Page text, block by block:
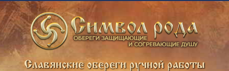
Славянские обереги ручной работы